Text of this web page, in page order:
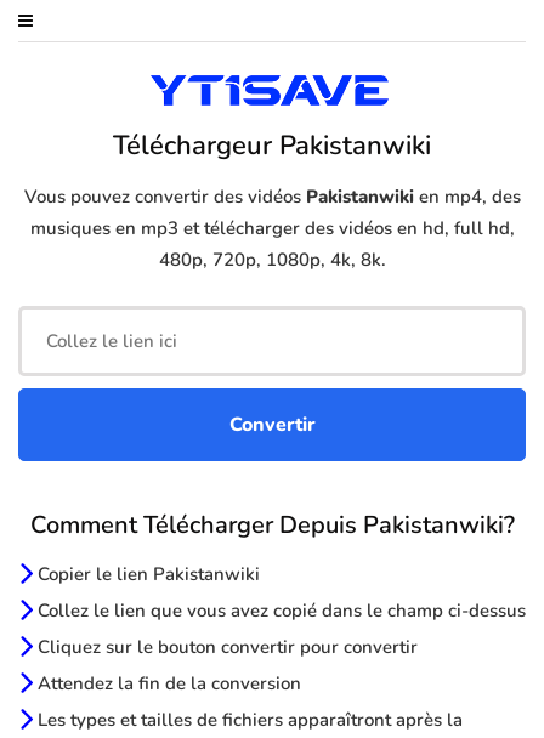
Téléchargeur Pakistanwiki
Vous pouvez convertir des vidéos Pakistanwikien mp4, des
musiques en mp3 et télécharger des vidéos en hd, full hd,
480p, 720p, 1080p, 4k, 8k.
Comment Télécharger Depuis Pakistanwiki?
Copier le lien Pakistanwiki
Collez le lien que vous avez copié dans le champ ci-dessus
Cliquez sur le bouton convertir pour convertir
Attendez la fin de la conversion
Les types et tailles de fichiers apparaîtront après la